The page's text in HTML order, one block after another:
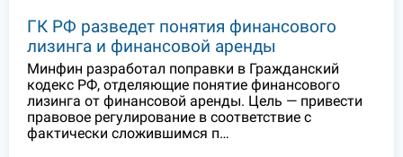
ГК РФ разведет понятия финансового
лизинга и финансовой аренды
Минфин разработал поправки в Гражданский
кодекс РФ, отделяющие понятие финансового
лизинга от финансовой аренды. Цель — привести
правовое регулирование в соответствие с
фактически сложившимся п…